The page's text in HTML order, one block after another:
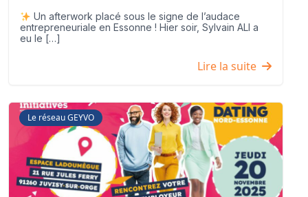
Un afterwork placé sous le signe de l’audace
entrepreneuriale en Essonne ! Hier soir, Sylvain ALI a
eu le […]
Lire la suite
Le réseau GEYVO